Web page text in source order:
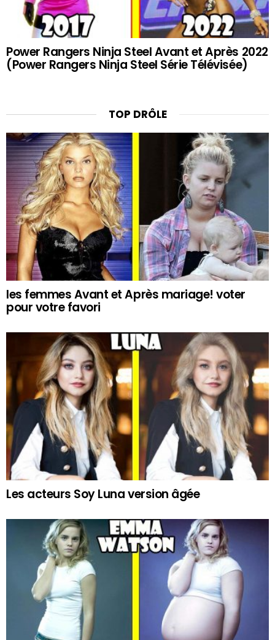
Power Rangers Ninja Steel Avant et Après 2022
(Power Rangers Ninja Steel Série Télévisée)
TOP DRÔLE
les femmes Avant et Après mariage! voter
pour votre favori
Les acteurs Soy Luna version âgée